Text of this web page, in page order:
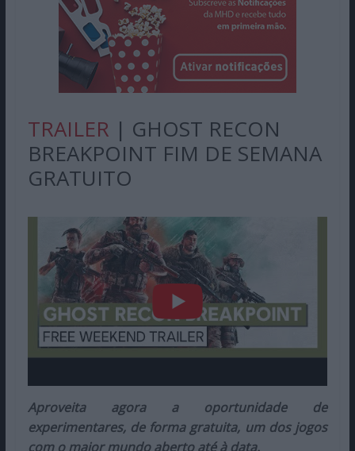
TRAILER | GHOST RECON
BREAKPOINT FIM DE SEMANA
GRATUITO
Aproveita agora a oportunidade de
experimentares, de forma gratuita, um dos jogos
com o maior mundo aberto até à data.